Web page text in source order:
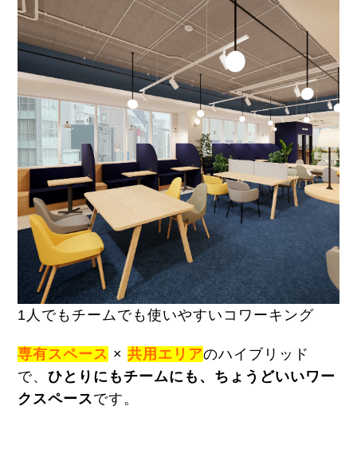
1人でもチームでも使いやすいコワーキング
専有スペース ×共用エリアのハイブリッド
で、ひとりにもチームにも、ちょうどいいワー
クスペースです。